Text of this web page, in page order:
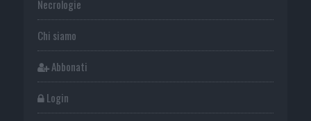
Necrologie
Chi siamo
Abbonati
Login